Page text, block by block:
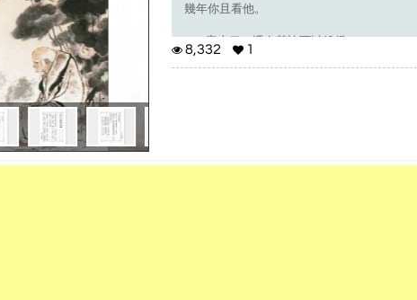
幾年你且看他。
寒山云：還有甚訣可以躲得？
8,332 1